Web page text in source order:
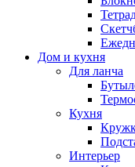
Дом и кухня
Для ланча
Кухня
Интерьер